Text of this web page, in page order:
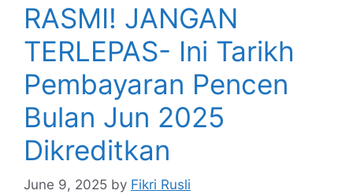
RASMI! JANGAN
TERLEPAS- Ini Tarikh
Pembayaran Pencen
Bulan Jun 2025
Dikreditkan
June 9, 2025 by Fikri Rusli